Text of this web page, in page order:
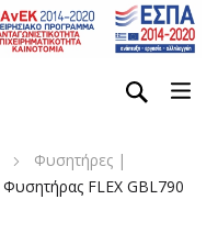
Φυσητήρες |
Φυσητήρας FLEX GBL790